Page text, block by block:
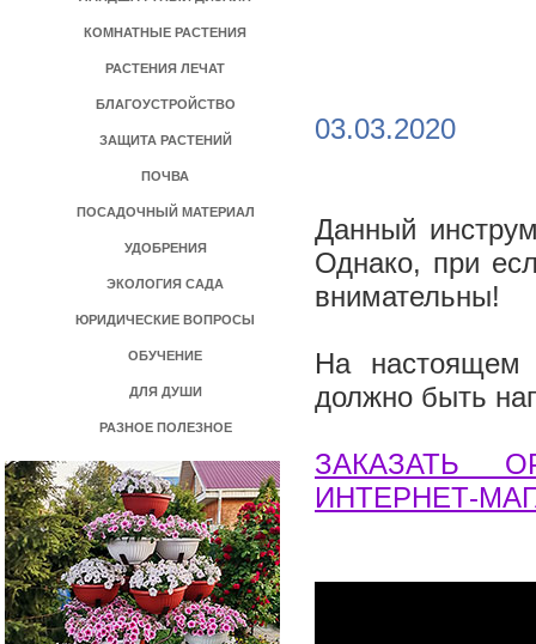
КОМНАТНЫЕ РАСТЕНИЯ
РАСТЕНИЯ ЛЕЧАТ
БЛАГОУСТРОЙСТВО
ЗАЩИТА РАСТЕНИЙ
ПОЧВА
ПОСАДОЧНЫЙ МАТЕРИАЛ
УДОБРЕНИЯ
ЭКОЛОГИЯ САДА
ЮРИДИЧЕСКИЕ ВОПРОСЫ
ОБУЧЕНИЕ
ДЛЯ ДУШИ
РАЗНОЕ ПОЛЕЗНОЕ
03.03.2020
Данный
Однако, при
внимательны!
На настоящем
должно быть
ЗАКАЗАТЬ
ИНТЕРНЕТ-